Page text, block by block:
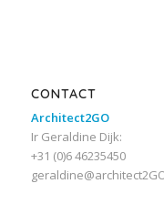
CONTACT
Architect2GO
Ir Geraldine Dijk:
+31 (0)6 46235450